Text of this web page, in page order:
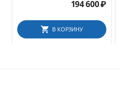
194 600₽
В КОРЗИНУ